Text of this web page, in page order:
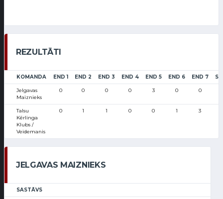
REZULTĀTI
KOMANDA END 1 END 2 END 3 END 4 END 5 END 6 END 7
Jelgavas
Maiznieks
0 0 0 0 3 0 0
Talsu
Kērlinga
Klubs /
Veidemanis
0 1 1 0 0 1 3
JELGAVAS MAIZNIEKS
SASTĀVS